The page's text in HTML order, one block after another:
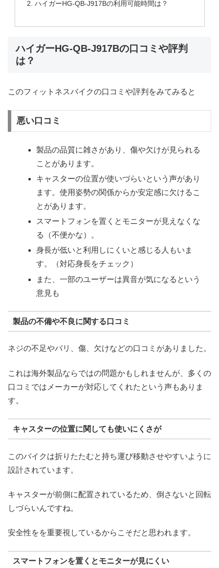
ハイガーHG-QB-J917Bの利用可能時間は？
ハイガーHG-QB-J917Bの口コミや評判
は？
このフィットネスバイクの口コミや評判をみてみると
悪い口コミ
製品の品質に雑さがあり、傷や欠けが見られる
ことがあります。
キャスターの位置が使いづらいという声があり
ます。使用姿勢の関係からか安定感に欠けるこ
とがあります。
スマートフォンを置くとモニターが見えなくな
る（不便かな）。
身長が低いと利用しにくいと感じる人もいま
す。（対応身長をチェック）
また、一部のユーザーは異音が気になるという
意見も
製品の不備や不良に関する口コミ
ネジの不足やバリ、傷、欠けなどの口コミがありました。
これは海外製品ならではの問題かもしれませんが、多くの
口コミではメーカーが対応してくれたという声もありま
す。
キャスターの位置に関しても使いにくさが
このバイクは折りたたむと持ち運び移動させやすいように
設計されています。
キャスターが前側に配置されているため、倒さないと回転
しづらいんですね。
安全性をを重要視しているからこそだと思われます。
スマートフォンを置くとモニターが見にくい